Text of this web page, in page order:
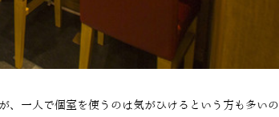
、一人で個室を使うのは気がひけるという方も多いの